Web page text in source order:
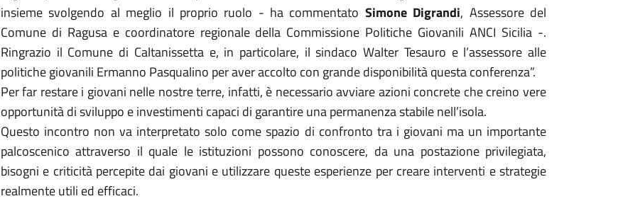
insieme svolgendo al meglio il proprio ruolo - ha commentato Simone Digrandi, Assessore del
Comune di Ragusa e coordinatore regionale della Commissione Politiche Giovanili ANCI Sicilia -.
Ringrazio il Comune di Caltanissetta e, in particolare, il sindaco Walter Tesauro e l’assessore alle
politiche giovanili Ermanno Pasqualino per aver accolto con grande disponibilità questa conferenza”.
Per far restare i giovani nelle nostre terre, infatti, è necessario avviare azioni concrete che creino vere
opportunità di sviluppo e investimenti capaci di garantire una permanenza stabile nell’isola.
Questo incontro non va interpretato solo come spazio di confronto tra i giovani ma un importante
palcoscenico attraverso il quale le istituzioni possono conoscere, da una postazione privilegiata,
bisogni e criticità percepite dai giovani e utilizzare queste esperienze per creare interventi e strategie
realmente utili ed efficaci.